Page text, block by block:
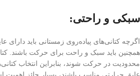
سبکی و راحتی:
اگرچه کتانی‌های پیاده‌روی زمستانی باید دارای
همچنین باید سبک و راحت برای حرکت باشند.
محدودیت در حرکت شوند، بنابراین انتخاب